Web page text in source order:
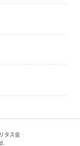
タス会